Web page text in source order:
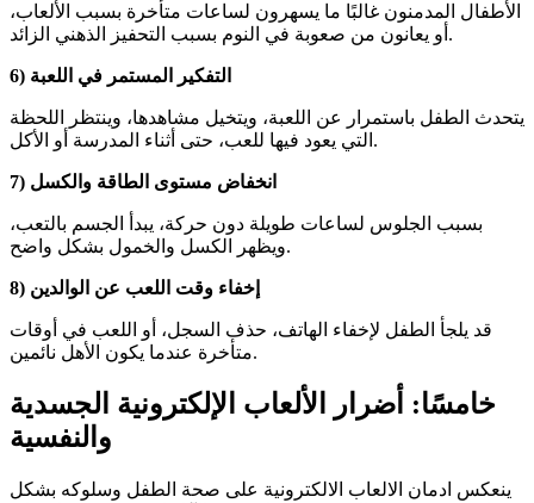
الأطفال المدمنون غالبًا ما يسهرون لساعات متأخرة بسبب الألعاب،
أو يعانون من صعوبة في النوم بسبب التحفيز الذهني الزائد.
6) التفكير المستمر في اللعبة
يتحدث الطفل باستمرار عن اللعبة، ويتخيل مشاهدها، وينتظر اللحظة
التي يعود فيها للعب، حتى أثناء المدرسة أو الأكل.
7) انخفاض مستوى الطاقة والكسل
بسبب الجلوس لساعات طويلة دون حركة، يبدأ الجسم بالتعب،
ويظهر الكسل والخمول بشكل واضح.
8) إخفاء وقت اللعب عن الوالدين
قد يلجأ الطفل لإخفاء الهاتف، حذف السجل، أو اللعب في أوقات
متأخرة عندما يكون الأهل نائمين.
خامسًا: أضرار الألعاب الإلكترونية الجسدية
والنفسية
ينعكس ادمان الالعاب الالكترونية على صحة الطفل وسلوكه بشكل